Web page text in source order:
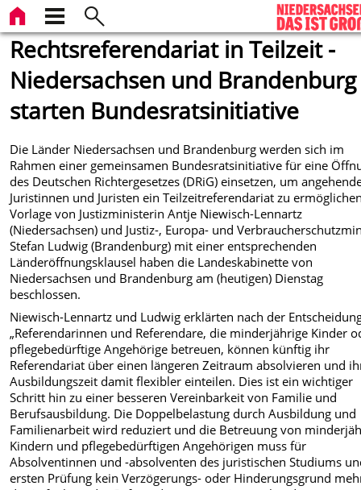
Rechtsreferendariat in Teilzeit -
Niedersachsen und Brandenburg
starten Bundesratsinitiative
Die Länder Niedersachsen und Brandenburg werden sich im
Rahmen einer gemeinsamen Bundesratsinitiative für eine
des Deutschen Richtergesetzes (DRiG) einsetzen, um
Juristinnen und Juristen ein Teilzeitreferendariat zu
Vorlage von Justizministerin Antje Niewisch-Lennartz
(Niedersachsen) und Justiz-, Europa- und
Stefan Ludwig (Brandenburg) mit einer entsprechenden
Länderöffnungsklausel haben die Landeskabinette von
Niedersachsen und Brandenburg am (heutigen) Dienstag
beschlossen.
Niewisch-Lennartz und Ludwig erklärten nach der
„Referendarinnen und Referendare, die minderjährige Kinder
pflegebedürftige Angehörige betreuen, können künftig ihr
Referendariat über einen längeren Zeitraum absolvieren und
Ausbildungszeit damit flexibler einteilen. Dies ist ein wichtiger
Schritt hin zu einer besseren Vereinbarkeit von Familie und
Berufsausbildung. Die Doppelbelastung durch Ausbildung und
Familienarbeit wird reduziert und die Betreuung von
Kindern und pflegebedürftigen Angehörigen muss für
Absolventinnen und -absolventen des juristischen Studiums
ersten Prüfung kein Verzögerungs- oder Hinderungsgrund